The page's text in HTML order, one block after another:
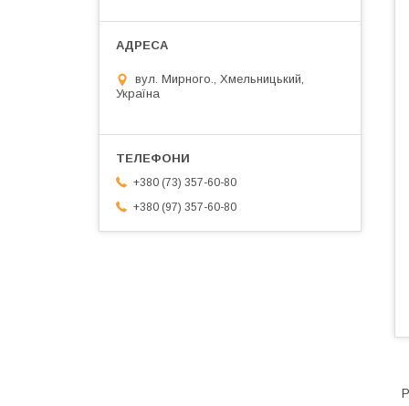
вул. Мирного., Хмельницький,
Україна
+380 (73) 357-60-80
+380 (97) 357-60-80